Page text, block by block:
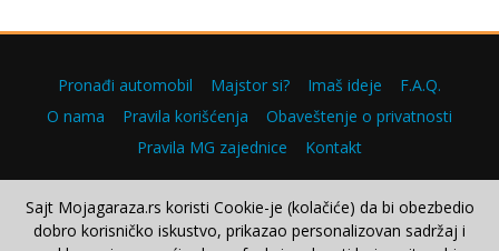
Pronađi automobil Majstor si? Imaš ideje
F.A.Q.
O nama
Pravila korišćenja
Obaveštenje o privatnosti
Pravila MG zajednice
Kontakt
Copyright © 2000–2026.
Sajt Mojagaraza.rs koristi Cookie-je (kolačiće) da bi obezbedio
dobro korisničko iskustvo, prikazao personalizovan sadržaj i